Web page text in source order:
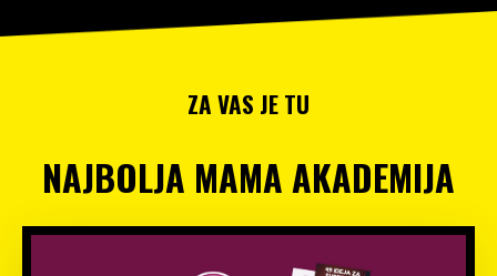
ZA VAS JE TU
NAJBOLJA MAMA AKADEMIJA